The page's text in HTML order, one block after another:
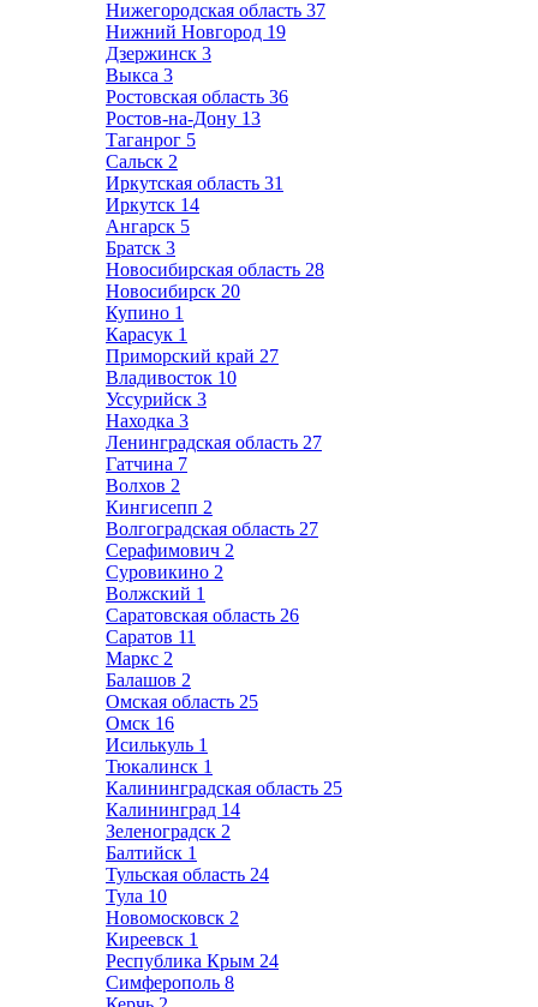
Нижегородская область 37
Нижний Новгород 19
Дзержинск 3
Выкса 3
Ростовская область 36
Ростов-на-Дону 13
Таганрог 5
Сальск 2
Иркутская область 31
Иркутск 14
Ангарск 5
Братск 3
Новосибирская область 28
Новосибирск 20
Купино 1
Карасук 1
Приморский край 27
Владивосток 10
Уссурийск 3
Находка 3
Ленинградская область 27
Гатчина 7
Волхов 2
Кингисепп 2
Волгоградская область 27
Серафимович 2
Суровикино 2
Волжский 1
Саратовская область 26
Саратов 11
Маркс 2
Балашов 2
Омская область 25
Омск 16
Исилькуль 1
Тюкалинск 1
Калининградская область 25
Калининград 14
Зеленоградск 2
Балтийск 1
Тульская область 24
Тула 10
Новомосковск 2
Киреевск 1
Республика Крым 24
Симферополь 8